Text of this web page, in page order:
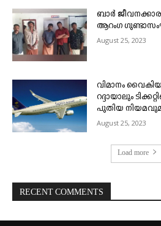
ബാർ
ആറംഗ
August 25, 2023
വിമാനം
റദ്ദായാലും
പുതിയ
August 25, 2023
Load more
RECENT COMMENTS